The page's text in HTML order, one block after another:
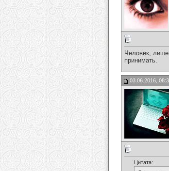
Человек,
принимать.
03.06.2016,
Цитата: